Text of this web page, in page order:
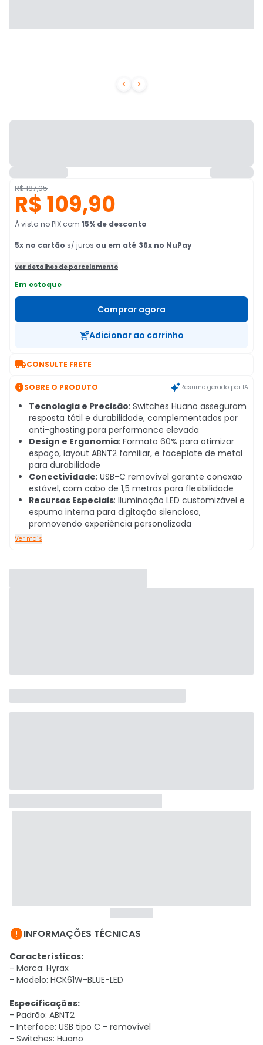
 
R$ 187,05
R$ 109,90
À vista no PIX com 15% de desconto
5x no cartão s/ juros ou em até 36x no NuPay
Ver detalhes de parcelamento
Em estoque
Comprar agora
Adicionar ao carrinho
CONSULTE FRETE
SOBRE O PRODUTO Resumo gerado por IA
Tecnologia e Precisão: Switches Huano asseguram
resposta tátil e durabilidade, complementados por
anti-ghosting para performance elevada
Design e Ergonomia: Formato 60% para otimizar
espaço, layout ABNT2 familiar, e faceplate de metal
para durabilidade
Conectividade: USB-C removível garante conexão
estável, com cabo de 1,5 metros para flexibilidade
Recursos Especiais: Iluminação LED customizável e
espuma interna para digitação silenciosa,
promovendo experiência personalizada
Ver mais
INFORMAÇÕES TÉCNICAS
Características:
- Marca: Hyrax
- Modelo: HCK61W-BLUE-LED
Especificações:
- Padrão: ABNT2
- Interface: USB tipo C - removível
- Switches: Huano